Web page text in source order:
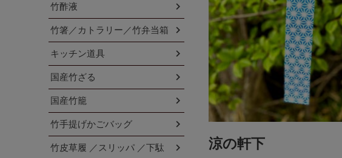
涼の軒下
竹酢液
竹箸／カトラリー／竹弁当箱
キッチン道具
国産竹ざる
国産竹籠
竹手提げかごバッグ
竹皮草履 ／スリッパ ／下駄